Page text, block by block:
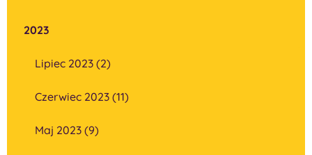
2023
Lipiec 2023 (2)
Czerwiec 2023 (11)
Maj 2023 (9)